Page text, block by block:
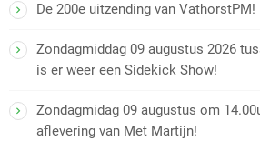
De 200e uitzending van VathorstPM!
Zondagmiddag 09 augustus 2026
is er weer een Sidekick Show!
Zondagmidag 09 augustus om
aflevering van Met Martijn!